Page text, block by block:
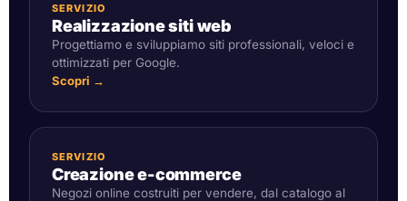
SERVIZIO
Realizzazione siti web
Progettiamo e sviluppiamo siti professionali, veloci e
ottimizzati per Google.
Scopri →
SERVIZIO
Creazione e-commerce
Negozi online costruiti per vendere, dal catalogo al